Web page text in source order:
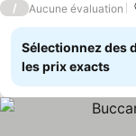
/ Aucune évaluation
Sélectionnez des
les prix exacts